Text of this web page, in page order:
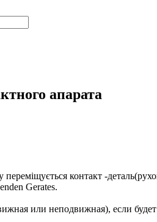
апарата
переміщується контакт -
Gеrаtеs.
или неподвижная), если